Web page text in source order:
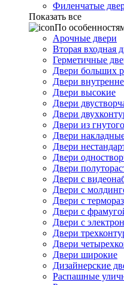
Филенчатые
Показать все
По
Арочные двери
Вторая входная
Герметичные
Двери больших
Двери
Двери высокие
Двери
Двери
Двери из
Двери
Двери
Двери
Двери
Двери с
Двери с
Двери с
Двери с
Двери с
Двери
Двери
Двери широкие
Дизайнерские
Распашные